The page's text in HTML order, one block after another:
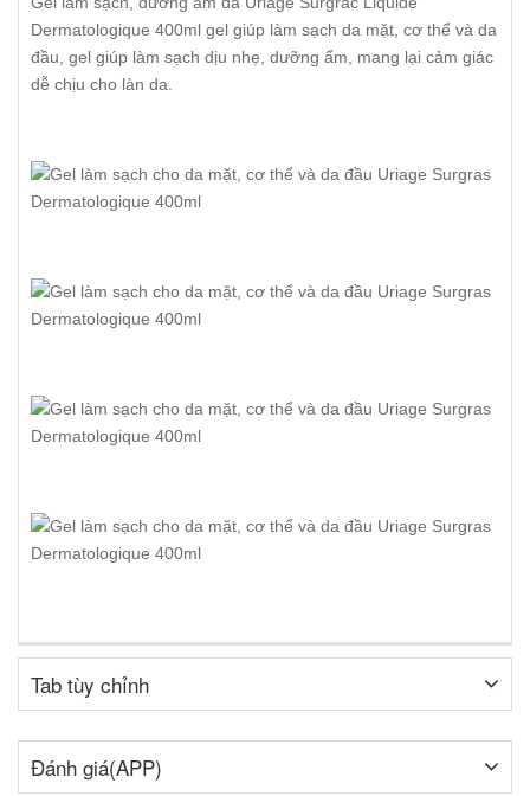
Dermatologique 400ml gel giúp làm sạch da mặt, cơ thể và da
đầu, gel giúp làm sạch dịu nhẹ, dưỡng ẩm, mang lại cảm giác
dễ chịu cho làn da.
Tab tùy chỉnh
Đánh giá(APP)